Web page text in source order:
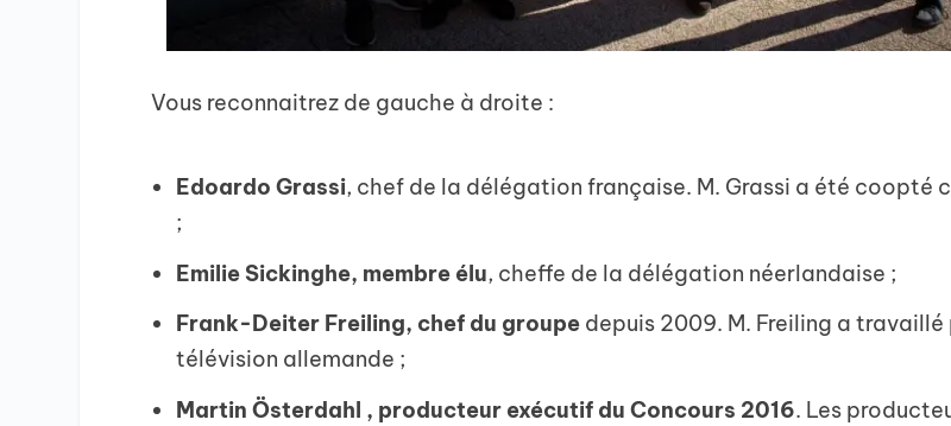
Vous reconnaitrez de gauche à droite :
Edoardo Grassi, chef de la délégation française. M. Grassi a été coopté
;
Emilie Sickinghe, membre élu, cheffe de la délégation néerlandaise ;
Frank-Deiter Freiling, chef du groupe depuis 2009. M. Freiling a travaillé
télévision allemande ;
Martin Österdahl , producteur exécutif du Concours 2016. Les